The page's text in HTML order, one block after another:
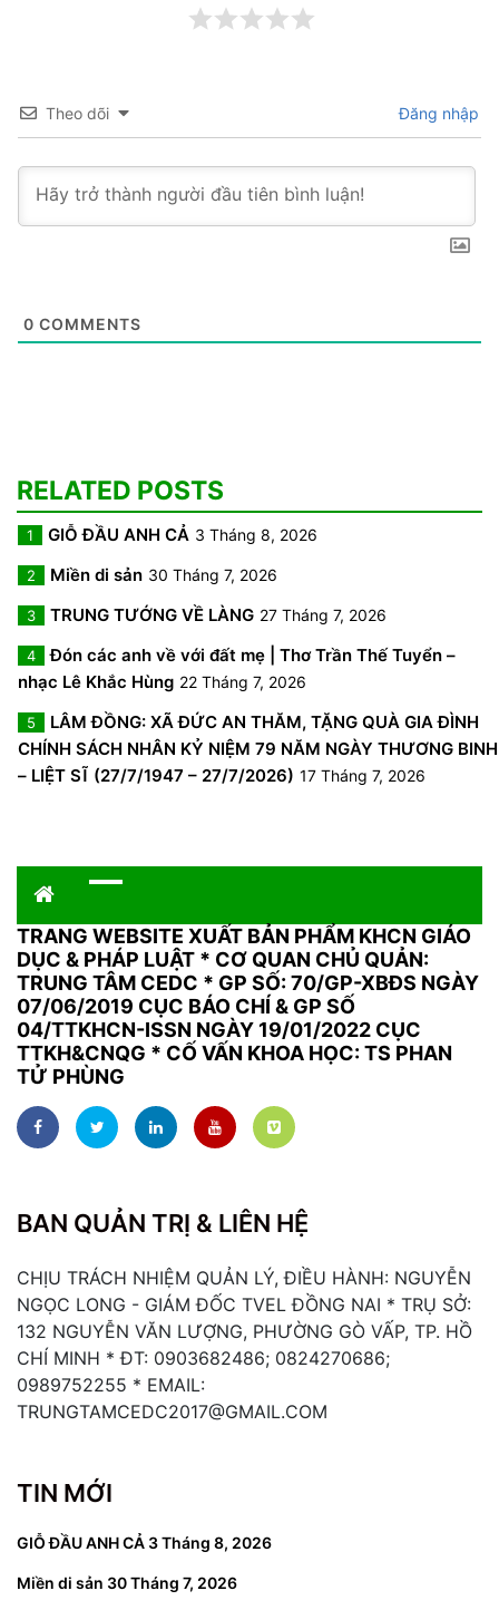
Theo dõi Đăng nhập
0 COMMENTS
RELATED POSTS
1 GIỖ ĐẦU ANH CẢ 3 Tháng 8, 2026
2 Miền di sản 30 Tháng 7, 2026
3 TRUNG TƯỚNG VỀ LÀNG 27 Tháng 7, 2026
4
Đón các anh về với đất mẹ | Thơ Trần Thế Tuyển –
nhạc Lê Khắc Hùng 22 Tháng 7, 2026
5
LÂM ĐỒNG: XÃ ĐỨC AN THĂM, TẶNG QUÀ GIA ĐÌNH
CHÍNH SÁCH NHÂN KỶ NIỆM 79 NĂM NGÀY THƯƠNG BINH
– LIỆT SĨ (27/7/1947 – 27/7/2026) 17 Tháng 7, 2026
TRANG WEBSITE XUẤT BẢN PHẨM KHCN GIÁO
DỤC & PHÁP LUẬT * CƠ QUAN CHỦ QUẢN:
TRUNG TÂM CEDC * GP SỐ: 70/GP-XBĐS NGÀY
07/06/2019 CỤC BÁO CHÍ & GP SỐ
04/TTKHCN-ISSN NGÀY 19/01/2022 CỤC
TTKH&CNQG * CỐ VẤN KHOA HỌC: TS PHAN
TỬ PHÙNG
BAN QUẢN TRỊ & LIÊN HỆ
CHỊU TRÁCH NHIỆM QUẢN LÝ, ĐIỀU HÀNH: NGUYỄN
NGỌC LONG - GIÁM ĐỐC TVEL ĐỒNG NAI * TRỤ SỞ:
132 NGUYỄN VĂN LƯỢNG, PHƯỜNG GÒ VẤP, TP. HỒ
CHÍ MINH * ĐT: 0903682486; 0824270686;
0989752255 * EMAIL:
TRUNGTAMCEDC2017@GMAIL.COM
TIN MỚI
GIỖ ĐẦU ANH CẢ 3 Tháng 8, 2026
Miền di sản 30 Tháng 7, 2026